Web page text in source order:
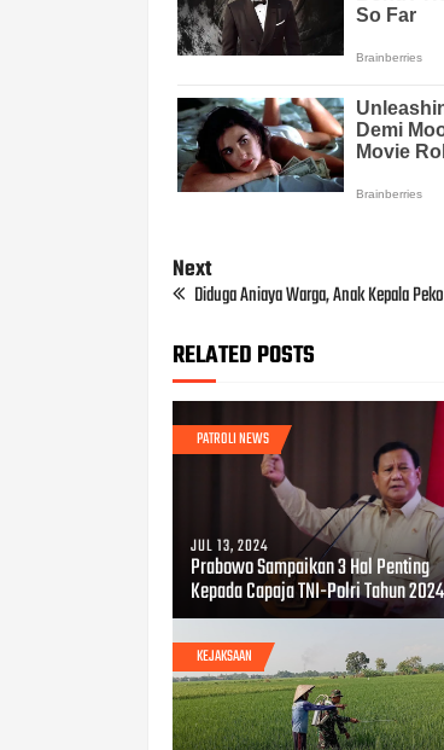
Next
Diduga Aniaya Warga, Anak Kepala
RELATED POSTS
PATROLI NEWS
JUL 13, 2024
Prabowo Sampaikan 3 Hal Penting
Kepada Capaja TNI-Polri Tahun 2024
KEJAKSAAN